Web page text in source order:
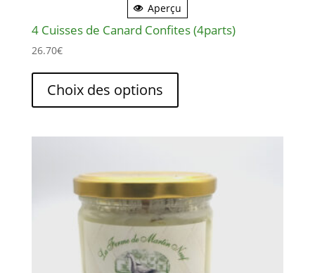
Aperçu
4 Cuisses de Canard Confites (4parts)
26.70€
Choix des options
a
options
peuvent
être
choisies
sur